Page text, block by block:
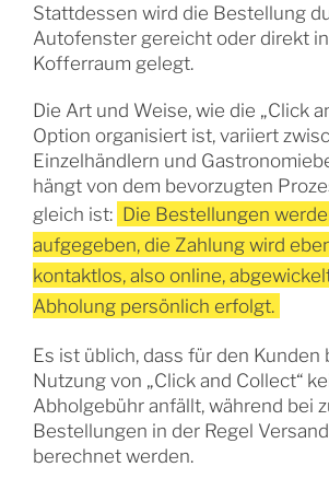
Stattdessen wird die Bestellung
Autofenster gereicht oder direkt
Kofferraum gelegt.
Die Art und Weise, wie die „Click
Option organisiert ist, variiert
Einzelhändlern und
hängt von dem bevorzugten
gleich ist: Die Bestellungen
aufgegeben, die Zahlung wird
kontaktlos, also online,
Abholung persönlich erfolgt.
Es ist üblich, dass für den Kunden
Nutzung von „Click and Collect“
Abholgebühr anfällt, während bei
Bestellungen in der Regel
berechnet werden.